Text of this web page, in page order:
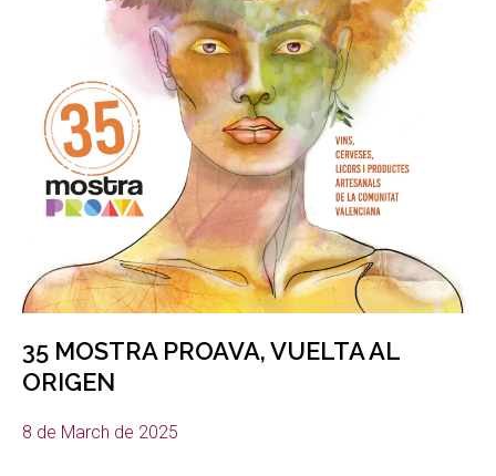
35 MOSTRA PROAVA, VUELTA AL
ORIGEN
8 de March de 2025